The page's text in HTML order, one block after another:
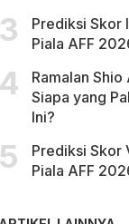
Prediksi Skor
Piala AFF
Ramalan
Siapa yang
Ini?
Prediksi Skor
Piala AFF